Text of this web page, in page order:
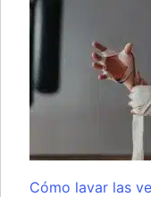
Cómo lavar las